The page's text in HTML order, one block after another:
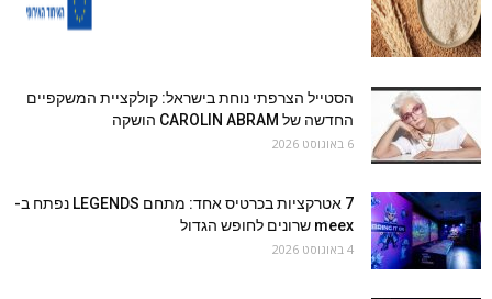
הסטייל הצרפתי נוחת בישראל: קולקציית המשקפיים
החדשה של CAROLIN ABRAM הושקה
6 באוגוסט 2026
7 אטרקציות בכרטיס אחד: מתחם LEGENDS נפתח ב-
meex שרונים לחופש הגדול
4 באוגוסט 2026